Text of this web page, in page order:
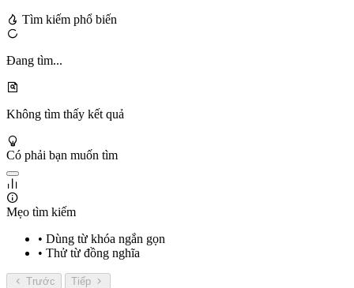
Tìm kiếm phổ biến
Đang tìm...
Không tìm thấy kết quả
Có phải bạn muốn tìm
Mẹo tìm kiếm
• Dùng từ khóa ngắn gọn
• Thử từ đồng nghĩa
Trước Tiếp